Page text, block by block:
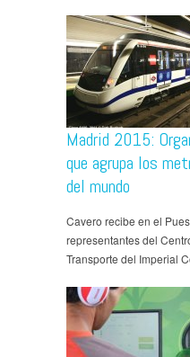
Madrid 2015:
que agrupa los
del mundo
Cavero recibe en el
representantes del
Transporte del Imperial